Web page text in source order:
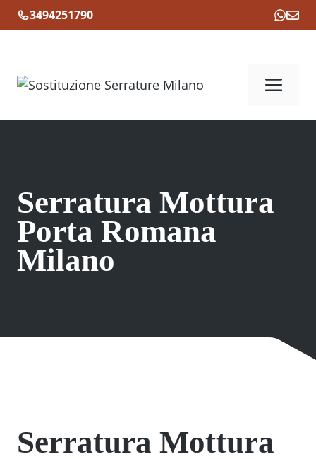
al
3494251790
Serratura Mottura
Porta Romana
Milano
Serratura Mottura